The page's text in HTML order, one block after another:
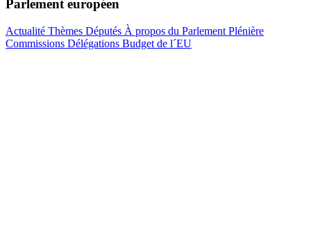
Parlement européen
Actualité Thèmes Députés À propos du Parlement Plénière
Commissions Délégations Budget de l´EU